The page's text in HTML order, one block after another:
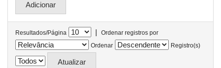
Resultados/Página |
Ordenar registros por
Ordenar
Registro(s)